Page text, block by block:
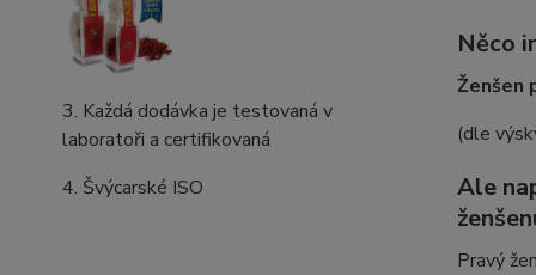
3. Každá dodávka je testovaná v
laboratoři a certifikovaná
4. Švýcarské ISO
Něco
Ženšen
(dle
Ale
Pravý